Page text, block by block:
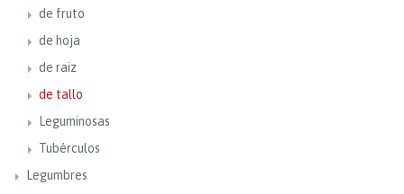
de fruto
de hoja
de raiz
de tallo
Leguminosas
Tubérculos
Legumbres